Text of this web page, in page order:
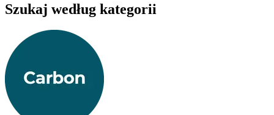
Szukaj według kategorii